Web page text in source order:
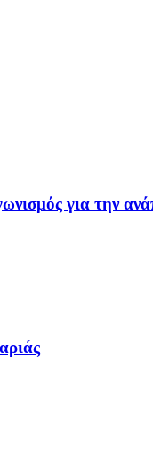
για την